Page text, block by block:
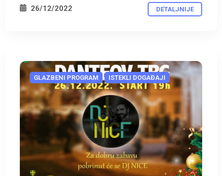
26/12/2022 DETALJNIJE
GLAZBENI PROGRAM ISTEKLI DOGAĐAJI